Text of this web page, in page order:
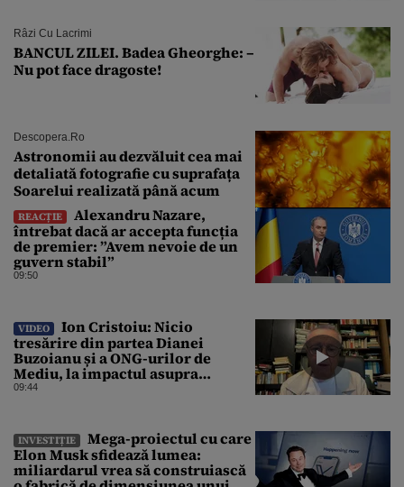
Râzi Cu Lacrimi
BANCUL ZILEI. Badea Gheorghe: –
Nu pot face dragoste!
Descopera.ro
Astronomii au dezvăluit cea mai
detaliată fotografie cu suprafața
Soarelui realizată până acum
REACȚIE
Alexandru Nazare,
întrebat dacă ar accepta funcția
de premier: ”Avem nevoie de un
guvern stabil”
09:50
VIDEO
Ion Cristoiu: Nicio
tresărire din partea Dianei
Buzoianu și a ONG-urilor de
Mediu, la impactul asupra
Mediului al Operațiunii de pe
09:44
INVESTIȚIE
Mega-proiectul cu care
Elon Musk sfidează lumea:
miliardarul vrea să construiască